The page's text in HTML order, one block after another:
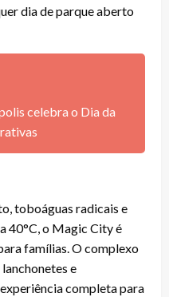
dia de parque aberto
celebra o Dia da
toboáguas radicais e
40°C, o Magic City é
famílias. O complexo
e
completa para